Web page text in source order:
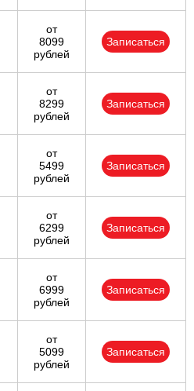
от
8099
рублей
Записаться
от
8299
рублей
Записаться
от
5499
рублей
Записаться
от
6299
рублей
Записаться
от
6999
рублей
Записаться
от
5099
рублей
Записаться